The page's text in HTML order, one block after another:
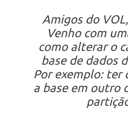
Amigos do
Venho com
como alterar o
base de dados
Por exemplo: ter
a base em outro